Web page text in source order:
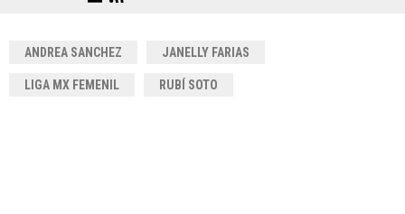
ANDREA SANCHEZ JANELLY FARIAS
LIGA MX FEMENIL RUBÍ SOTO